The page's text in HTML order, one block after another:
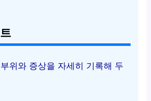
위와 증상을 자세히 기록해 두